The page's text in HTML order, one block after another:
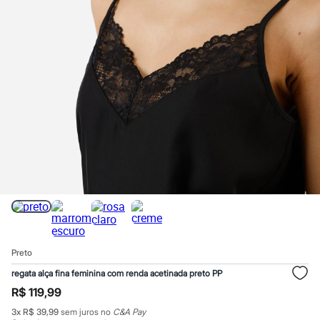
Casacos e Jaquetas
Shorts e Bermudas
Bonés e Chapéus
Chinelos
Rasteirinhas
Sandálias
Sapatilhas
Tênis
Marcas
City
Clock House
Mindset
Preto
regata alça fina feminina com renda acetinada preto PP
R$ 119,99
3x R$ 39,99 sem juros no C&A Pay